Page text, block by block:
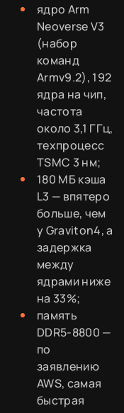
ядро Arm
Neoverse V3
(набор
команд
Armv9.2), 192
ядра на чип,
частота
около 3,1 ГГц,
техпроцесс
TSMC 3 нм;
180 МБ кэша
L3 — впятеро
больше, чем
у Graviton4, а
задержка
между
ядрами ниже
на 33%;
память
DDR5-8800 —
по
заявлению
AWS, самая
быстрая